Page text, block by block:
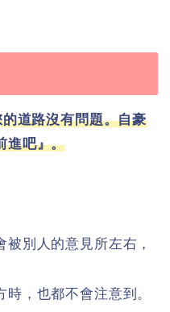
道路沒有問題。自豪
進吧』。
別人的意見所左右，
，也都不會注意到。